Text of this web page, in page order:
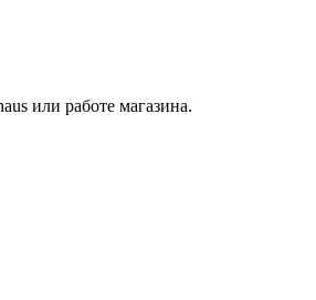
или работе магазина.